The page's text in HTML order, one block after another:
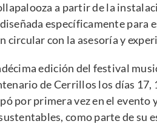
a partir de la
específicamente para
con la asesoría y
edición del festival
de Cerrillos los días 17,
por primera vez en el evento
como parte de su